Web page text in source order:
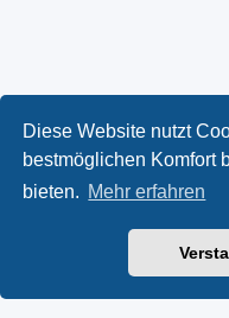
Diese Website nutzt
bestmöglichen Komfort
bieten. Mehr erfahren